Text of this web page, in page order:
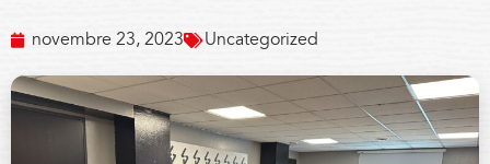
novembre 23, 2023 Uncategorized